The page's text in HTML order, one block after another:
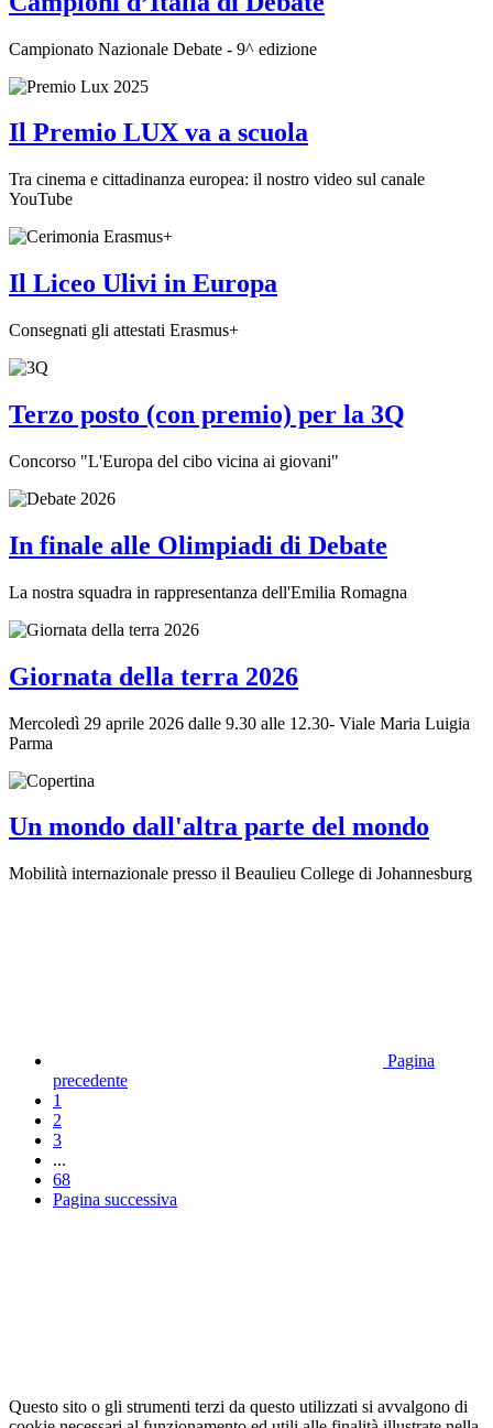
Campionato Nazionale Debate - 9^ edizione
Il Premio LUX va a scuola
Tra cinema e cittadinanza europea: il nostro video sul canale
YouTube
Il Liceo Ulivi in Europa
Consegnati gli attestati Erasmus+
Terzo posto (con premio) per la 3Q
Concorso "L'Europa del cibo vicina ai giovani"
In finale alle Olimpiadi di Debate
La nostra squadra in rappresentanza dell'Emilia Romagna
Giornata della terra 2026
Mercoledì 29 aprile 2026 dalle 9.30 alle 12.30- Viale Maria Luigia
Parma
Un mondo dall'altra parte del mondo
Mobilità internazionale presso il Beaulieu College di Johannesburg
Pagina
precedente
1
2
3
...
68
Pagina successiva
Questo sito o gli strumenti terzi da questo utilizzati si avvalgono di